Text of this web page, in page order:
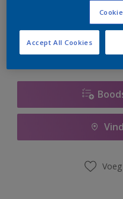
er hard aan om de
Accept All Cookies